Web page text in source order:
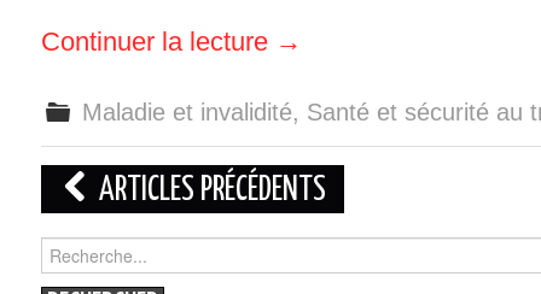
Continuer la lecture →
Maladie et invalidité, Santé et sécurité au
Navigation
des
articles
ARTICLES PRÉCÉDENTS
Search
for: